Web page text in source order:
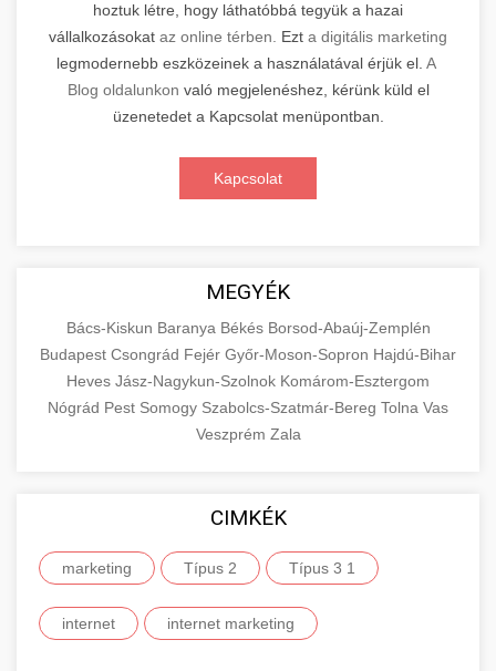
hoztuk létre, hogy láthatóbbá tegyük a hazai
vállalkozásokat az online térben. Ezt a digitális marketing
legmodernebb eszközeinek a használatával érjük el. A
Blog oldalunkon való megjelenéshez, kérünk küld el
üzenetedet a Kapcsolat menüpontban.
Kapcsolat
MEGYÉK
Bács-Kiskun Baranya Békés Borsod-Abaúj-Zemplén
Budapest Csongrád Fejér Győr-Moson-Sopron Hajdú-Bihar
Heves Jász-Nagykun-Szolnok Komárom-Esztergom
Nógrád Pest Somogy Szabolcs-Szatmár-Bereg Tolna Vas
Veszprém Zala
CIMKÉK
marketing Típus 2 Típus 3 1
internet internet marketing